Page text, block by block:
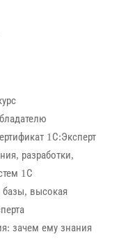
1С:Эксперт
разработки,
1С
высокая
зачем ему знания